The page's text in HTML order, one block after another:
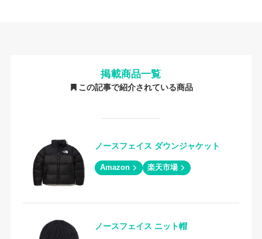
掲載商品一覧
この記事で紹介されている商品
ノースフェイス ダウンジャケット
Amazon 楽天市場
ノースフェイス ニット帽